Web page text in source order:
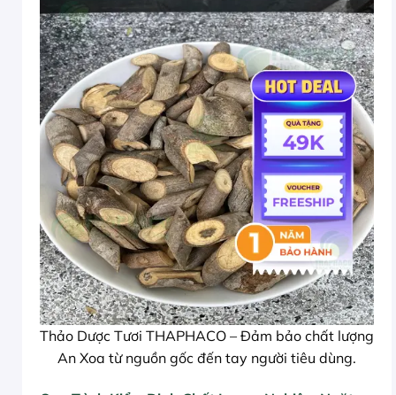
Thảo Dược Tươi THAPHACO – Đảm bảo chất lượng
An Xoa từ nguồn gốc đến tay người tiêu dùng.